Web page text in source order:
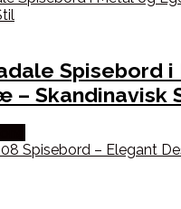
Spisebord i
– Skandinavisk